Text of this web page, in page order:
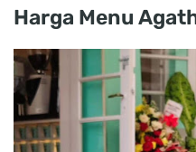
Harga Menu